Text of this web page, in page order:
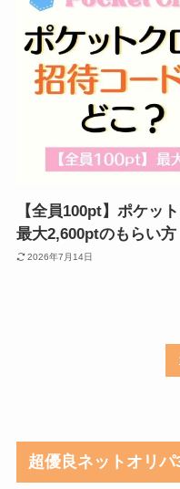
【全員100pt】ポケッ
最大2,600ptのもらい方
2026年7月14日
超優良ネットオリパ